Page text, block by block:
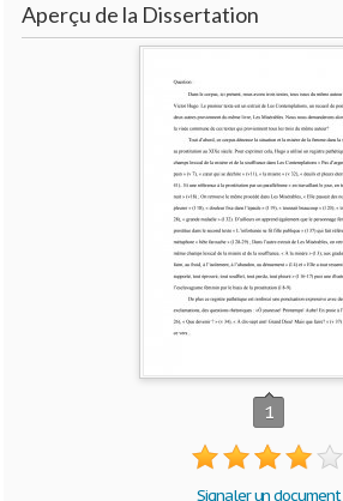
Aperçu de la Dissertation
1
Signaler un document